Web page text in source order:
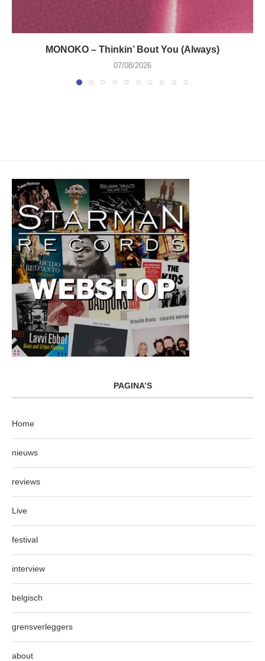
MONOKO – Thinkin’ Bout You (Always)
07/08/2026
PAGINA’S
Home
nieuws
reviews
Live
festival
interview
belgisch
grensverleggers
about